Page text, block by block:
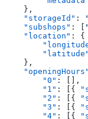
    },
    "storageId"
:
    "subshops"
: [
    "location"
: {
        "latitude"
    },
    "openingHours"
        "0"
: [],
        "1"
: [{
        "2"
: [{
        "3"
: [{
        "4"
: [{